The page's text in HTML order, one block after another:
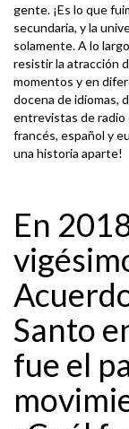
gente. ¡Es lo que
secundaria, y la
solamente. A lo
resistir la atracción
momentos y en
docena de idiomas,
entrevistas de radio
francés, español y
una historia aparte!
En
Santo
fue el